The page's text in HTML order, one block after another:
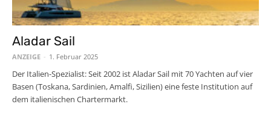
Aladar Sail
ANZEIGE - 1. Februar 2025
Der Italien-Spezialist: Seit 2002 ist Aladar Sail mit 70 Yachten auf vier
Basen (Toskana, Sardinien, Amalfi, Sizilien) eine feste Institution auf
dem italienischen Chartermarkt.